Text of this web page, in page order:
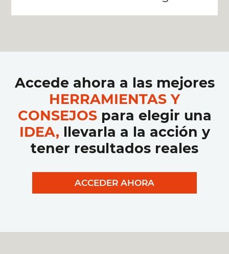
Accede ahora a las mejores
HERRAMIENTAS Y
CONSEJOSpara elegir una
IDEA, llevarla a la acción y
tener resultados reales
ACCEDER AHORA